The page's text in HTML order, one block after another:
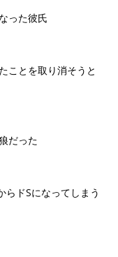
った彼氏
ことを取り消そうと
だった
らドSになってしまう